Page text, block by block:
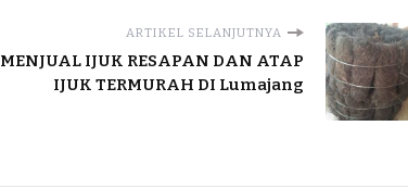
ARTIKEL SELANJUTNYA
MENJUAL IJUK RESAPAN DAN ATAP
IJUK TERMURAH DI Lumajang